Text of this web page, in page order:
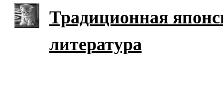
Традиционная
литература